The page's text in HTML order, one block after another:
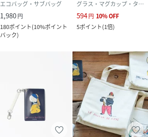
エコバッグ・サブバッグ
1,980円
180ポイント(10%ポイント
バック)
グラス・マグカップ・タンブラー
594円 10%OFF
5ポイント(1倍)